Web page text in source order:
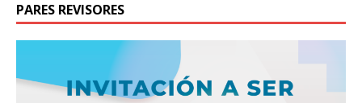
PARES REVISORES